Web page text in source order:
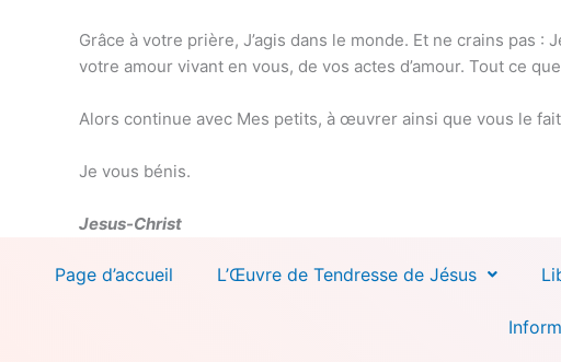
Grâce à votre prière, J’agis dans le monde. Et ne crains pas :
votre amour vivant en vous, de vos actes d’amour. Tout ce
Alors continue avec Mes petits, à œuvrer ainsi que vous le
Je vous bénis.
Jesus-Christ
Page d’accueil L’Œuvre de Tendresse de Jésus